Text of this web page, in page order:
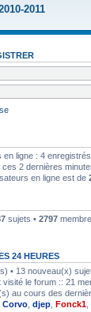
2011
en ligne : 4
ces 2 dernières
en ligne est de
sujets • 2797
24 HEURES
• 13 nouveau(x)
visité le forum :: 21
au cours des
Corvo djep Fonck1